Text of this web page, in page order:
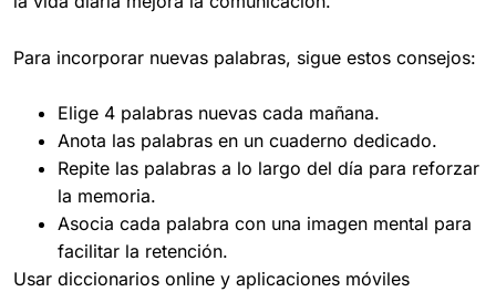
Para incorporar nuevas palabras, sigue estos consejos:
Elige 4 palabras nuevas cada mañana.
Anota las palabras en un cuaderno dedicado.
Repite las palabras a lo largo del día para reforzar
la memoria.
Asocia cada palabra con una imagen mental para
facilitar la retención.
Usar diccionarios online y aplicaciones móviles